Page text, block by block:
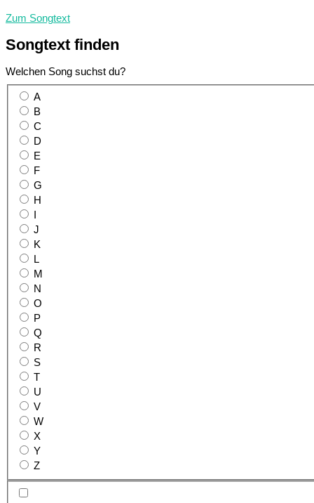
Zum Songtext
Songtext finden
Welchen Song suchst du?
A
B
C
D
E
F
G
H
J
K
L
M
N
O
P
Q
R
S
T
U
V
W
X
Y
Z